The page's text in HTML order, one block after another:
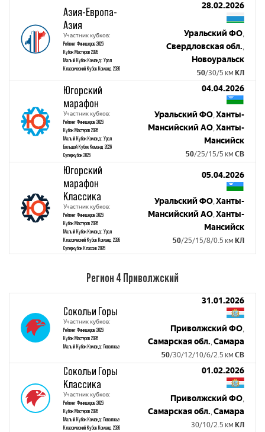
Азия-Европа-
Азия
Участник кубков:
Рейтинг Финишеров 2026
Кубок Мастеров 2026
Малый Кубок Команд: Урал
Классический Кубок Команд 2026
28.02.2026
Уральский ФО,
Свердловская обл.,
Новоуральск
50/30/5 км КЛ
Югорский
марафон
Участник кубков:
Рейтинг Финишеров 2026
Кубок Мастеров 2026
Малый Кубок Команд: Урал
Большой Кубок Команд 2026
Суперкубок 2026
04.04.2026
Уральский ФО,Ханты-
Мансийский АО,Ханты-
Мансийск
50/25/15/5 км СВ
Югорский
марафон
Классика
Участник кубков:
Рейтинг Финишеров 2026
Кубок Мастеров 2026
Малый Кубок Команд: Урал
Классический Кубок Команд 2026
Суперкубок Классик 2026
05.04.2026
Уральский ФО,Ханты-
Мансийский АО,Ханты-
Мансийск
50/25/15/8/0.5 км КЛ
Регион 4 Приволжский
Сокольи Горы
Участник кубков:
Рейтинг Финишеров 2026
Кубок Мастеров 2026
Малый Кубок Команд: Поволжье
31.01.2026
Приволжский ФО,
Самарская обл.,Самара
50/30/12/10/6/2.5 км СВ
Сокольи Горы
Классика
Участник кубков:
Рейтинг Финишеров 2026
Кубок Мастеров 2026
Малый Кубок Команд: Поволжье
Классический Кубок Команд 2026
01.02.2026
Приволжский ФО,
Самарская обл.,Самара
30/10/2.5 км КЛ